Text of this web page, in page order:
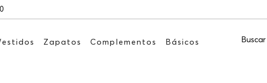
Zapatos Complementos Básicos Buscar